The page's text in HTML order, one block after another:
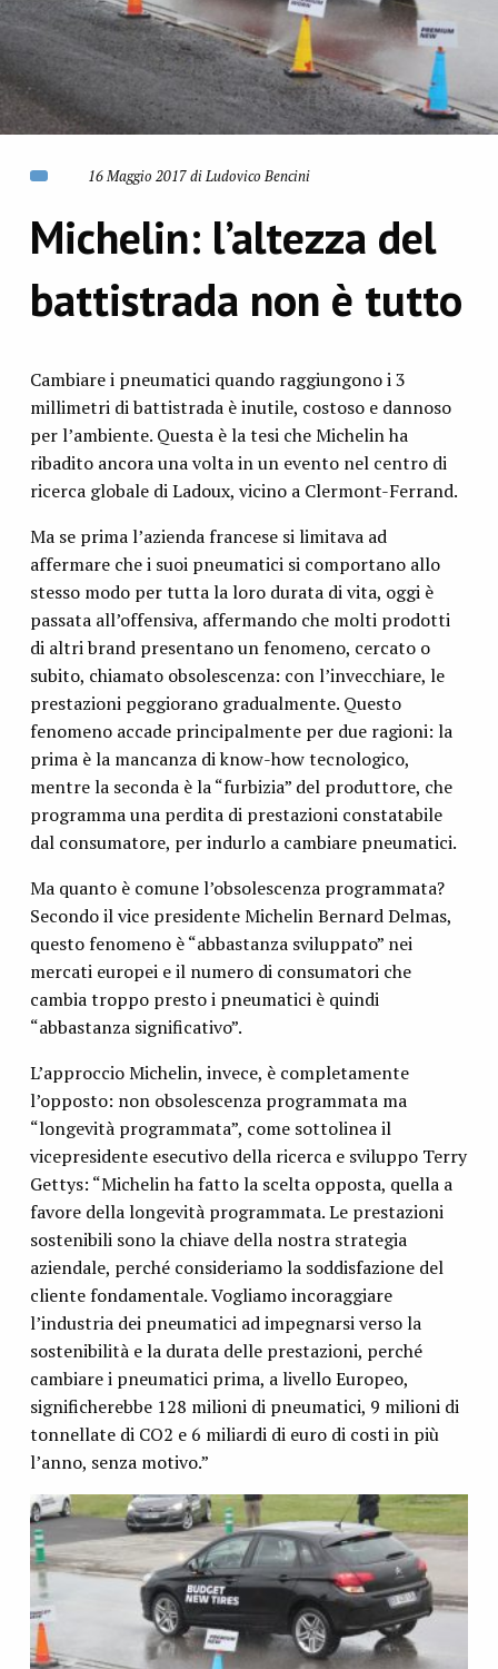
16 Maggio 2017 di Ludovico Bencini
Michelin: l’altezza del
battistrada non è tutto
Cambiare i pneumatici quando raggiungono i 3
millimetri di battistrada è inutile, costoso e dannoso
per l’ambiente. Questa è la tesi che Michelin ha
ribadito ancora una volta in un evento nel centro di
ricerca globale di Ladoux, vicino a Clermont-Ferrand.
Ma se prima l’azienda francese si limitava ad
affermare che i suoi pneumatici si comportano allo
stesso modo per tutta la loro durata di vita, oggi è
passata all’offensiva, affermando che molti prodotti
di altri brand presentano un fenomeno, cercato o
subito, chiamato obsolescenza: con l’invecchiare, le
prestazioni peggiorano gradualmente. Questo
fenomeno accade principalmente per due ragioni: la
prima è la mancanza di know-how tecnologico,
mentre la seconda è la “furbizia” del produttore, che
programma una perdita di prestazioni constatabile
dal consumatore, per indurlo a cambiare pneumatici.
Ma quanto è comune l’obsolescenza programmata?
Secondo il vice presidente Michelin Bernard Delmas,
questo fenomeno è “abbastanza sviluppato” nei
mercati europei e il numero di consumatori che
cambia troppo presto i pneumatici è quindi
“abbastanza significativo”.
L’approccio Michelin, invece, è completamente
l’opposto: non obsolescenza programmata ma
“longevità programmata”, come sottolinea il
vicepresidente esecutivo della ricerca e sviluppo Terry
Gettys: “Michelin ha fatto la scelta opposta, quella a
favore della longevità programmata. Le prestazioni
sostenibili sono la chiave della nostra strategia
aziendale, perché consideriamo la soddisfazione del
cliente fondamentale. Vogliamo incoraggiare
l’industria dei pneumatici ad impegnarsi verso la
sostenibilità e la durata delle prestazioni, perché
cambiare i pneumatici prima, a livello Europeo,
significherebbe 128 milioni di pneumatici, 9 milioni di
tonnellate di CO2 e 6 miliardi di euro di costi in più
l’anno, senza motivo.”